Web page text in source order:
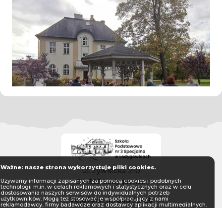
ul. Żywiecka 210
34-325 Łodygowice
Telefon: 33 863-13-26
Ważne: nasze strona wykorzystuje pliki cookies.
Używamy informacji zapisanych za pomocą cookies i podobnych
technologii m.in. w celach reklamowych i statystycznych oraz w celu
dostosowania naszych serwisów do indywidualnych potrzeb
użytkowników. Mogą też stosować je współpracujący z nami
reklamodawcy, firmy badawcze oraz dostawcy aplikacji multimedialnych.